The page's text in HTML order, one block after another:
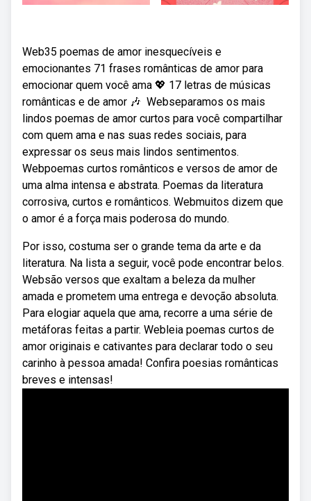
Web35 poemas de amor inesquecíveis e
emocionantes 71 frases românticas de amor para
emocionar quem você ama 💖 17 letras de músicas
românticas e de amor 🎶 ️ Webseparamos os mais
lindos poemas de amor curtos para você compartilhar
com quem ama e nas suas redes sociais, para
expressar os seus mais lindos sentimentos.
Webpoemas curtos românticos e versos de amor de
uma alma intensa e abstrata. Poemas da literatura
corrosiva, curtos e românticos. Webmuitos dizem que
o amor é a força mais poderosa do mundo.
Por isso, costuma ser o grande tema da arte e da
literatura. Na lista a seguir, você pode encontrar belos.
Websão versos que exaltam a beleza da mulher
amada e prometem uma entrega e devoção absoluta.
Para elogiar aquela que ama, recorre a uma série de
metáforas feitas a partir. Webleia poemas curtos de
amor originais e cativantes para declarar todo o seu
carinho à pessoa amada! Confira poesias românticas
breves e intensas!